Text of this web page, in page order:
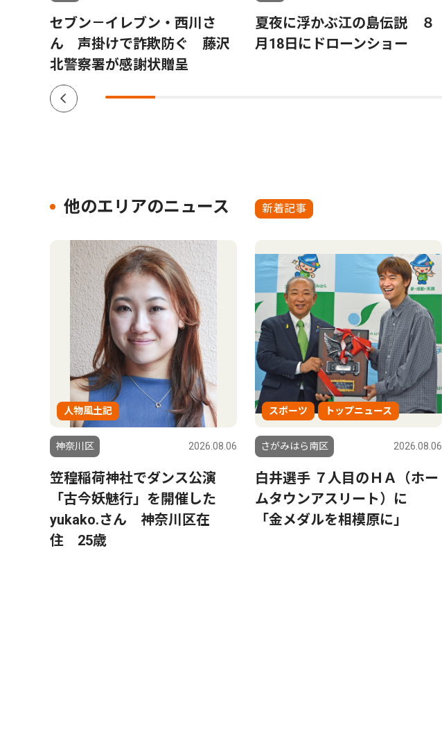
セブン－イレブン・西川さ
ん 声掛けで詐欺防ぐ 藤沢
北警察署が感謝状贈呈
夏夜に浮かぶ江の島伝説 ８
月18日にドローンショー
他のエリアのニュース 新着記事
人物風土記
神奈川区 2026.08.06
笠䅣稲荷神社でダンス公演
「古今妖魅行」を開催した
yukako.さん 神奈川区在
住 25歳
スポーツ トップニュース
さがみはら南区 2026.08.06
白井選手 ７人目のＨＡ（ホー
ムタウンアスリート）に
「金メダルを相模原に」